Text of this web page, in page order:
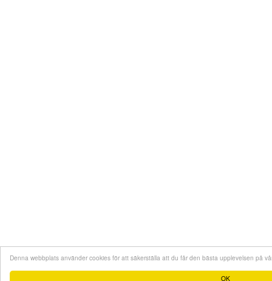
OK
Denna webbplats använder cookies för att säkerställa att du får den bästa upplevelsen på